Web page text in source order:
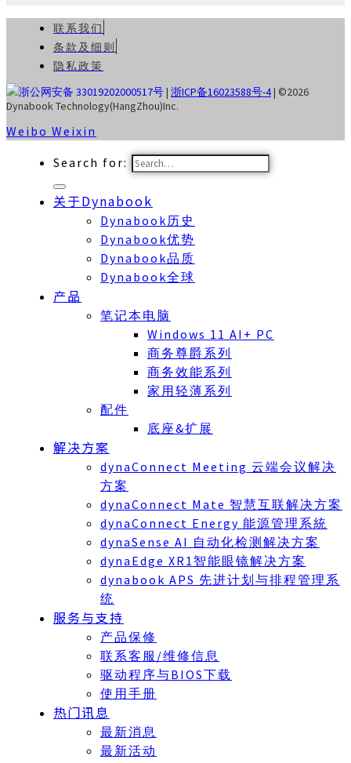
联系我们
条款及细则
隐私政策
浙公网安备 33019202000517号| 浙ICP备16023588号-4| ©2026
Dynabook Technology(HangZhou)Inc.
Weibo Weixin
Search for:
关于Dynabook
Dynabook历史
Dynabook优势
Dynabook品质
Dynabook全球
产品
笔记本电脑
Windows 11 AI+ PC
商务尊爵系列
商务效能系列
家用轻薄系列
配件
底座&扩展
解决方案
dynaConnect Meeting 云端会议解决
方案
dynaConnect Mate 智慧互联解决方案
dynaConnect Energy 能源管理系統
dynaSense AI 自动化检测解决方案
dynaEdge XR1智能眼镜解决方案
dynabook APS 先进计划与排程管理系
统
服务与支持
产品保修
联系客服/维修信息
驱动程序与BIOS下载
使用手册
热门讯息
最新消息
最新活动